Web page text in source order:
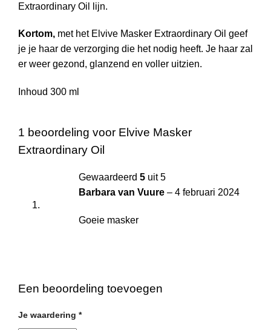
Extraordinary Oil lijn.
Kortom, met het Elvive Masker Extraordinary Oil geef
je je haar de verzorging die het nodig heeft. Je haar zal
er weer gezond, glanzend en voller uitzien.
Inhoud 300 ml
1 beoordeling voor Elvive Masker
Extraordinary Oil
Gewaardeerd 5 uit 5
Barbara van Vuure – 4 februari 2024
Goeie masker
Een beoordeling toevoegen
Je waardering *